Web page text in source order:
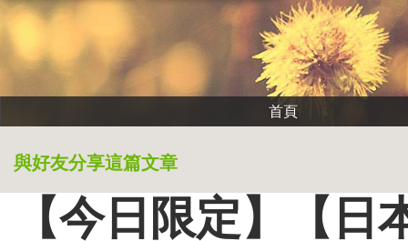
首頁
與好友分享這篇文章
【今日限定】【